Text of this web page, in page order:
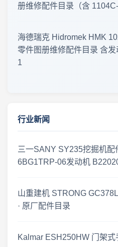
2026年7月26日 零件图册
2026年7月20日 工程机
工程机械资料更新 · 2026
册维修配件目录（含 1104C-
海德瑞克 Hidromek HMK
零件图册维修配件目录 含
1
行业新闻
三一SANY SY235挖掘机配
6BG1TRP-06发动机
山重建机 STRONG
· 原厂配件目录
Kalmar ESH250HW 门架式